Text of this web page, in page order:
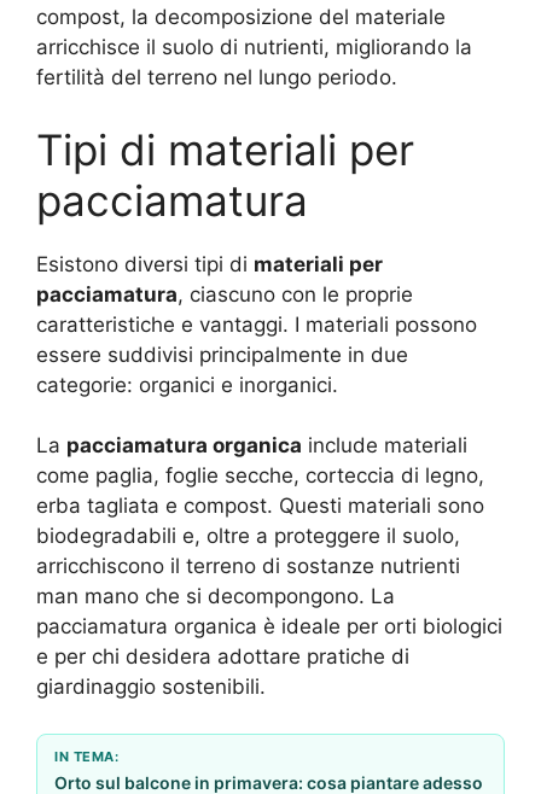
compost, la decomposizione del materiale
arricchisce il suolo di nutrienti, migliorando la
fertilità del terreno nel lungo periodo.
Tipi di materiali per
pacciamatura
Esistono diversi tipi di materiali per
pacciamatura, ciascuno con le proprie
caratteristiche e vantaggi. I materiali possono
essere suddivisi principalmente in due
categorie: organici e inorganici.
La pacciamatura organica include materiali
come paglia, foglie secche, corteccia di legno,
erba tagliata e compost. Questi materiali sono
biodegradabili e, oltre a proteggere il suolo,
arricchiscono il terreno di sostanze nutrienti
man mano che si decompongono. La
pacciamatura organica è ideale per orti biologici
e per chi desidera adottare pratiche di
giardinaggio sostenibili.
IN TEMA:
Orto sul balcone in primavera: cosa piantare adesso